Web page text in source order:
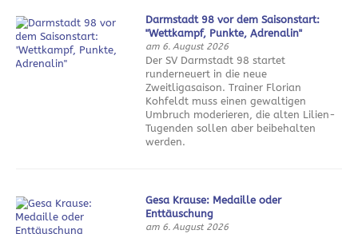
Darmstadt 98 vor dem Saisonstart:
"Wettkampf, Punkte, Adrenalin"
am 6. August 2026
Der SV Darmstadt 98 startet
runderneuert in die neue
Zweitligasaison. Trainer Florian
Kohfeldt muss einen gewaltigen
Umbruch moderieren, die alten Lilien-
Tugenden sollen aber beibehalten
werden.
Gesa Krause: Medaille oder
Enttäuschung
am 6. August 2026